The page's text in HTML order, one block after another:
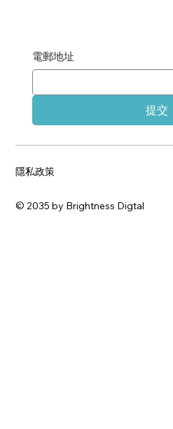
電郵地址
提交
隱私政策
© 2035 by Brightness Digtal